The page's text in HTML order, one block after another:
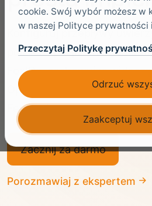
Konfiguruj przepływy
policies i połączenia z
FoxIDs, zachowując
OpenID Connect, OAuth 2.0,
Federation.
Zacznij za darmo
Porozmawiaj z ekspertem
cookie. Swój wybór możesz w
w naszej Polityce prywatności
Przeczytaj Politykę
Odrzuć
Zaakceptuj